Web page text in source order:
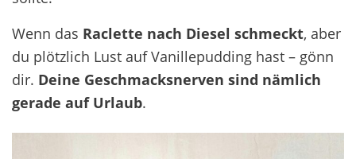
Wenn das Raclette nach Diesel schmeckt, aber
du plötzlich Lust auf Vanillepudding hast – gönn
dir. Deine Geschmacksnerven sind nämlich
gerade auf Urlaub.